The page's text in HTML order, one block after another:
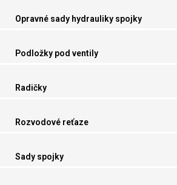
Opravné sady hydrauliky spojky
Podložky pod ventily
Radičky
Rozvodové reťaze
Sady spojky